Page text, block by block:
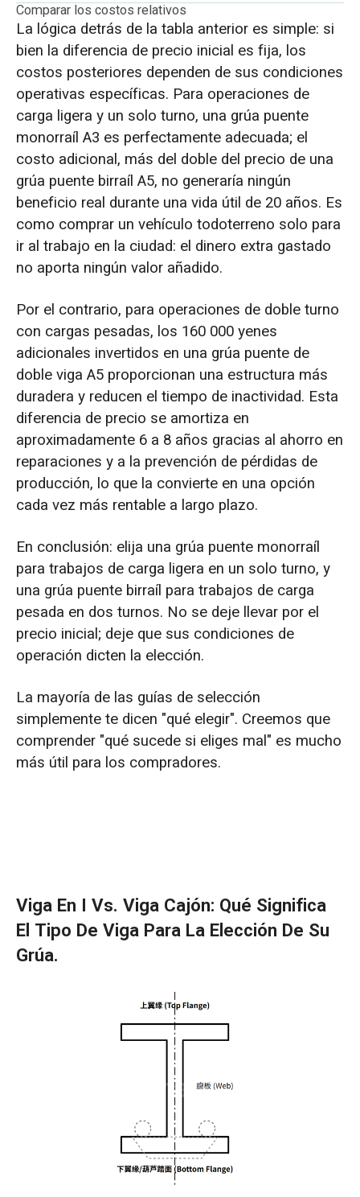
Comparar los costos relativos
La lógica detrás de la tabla anterior es simple: si
bien la diferencia de precio inicial es fija, los
costos posteriores dependen de sus condiciones
operativas específicas. Para operaciones de
carga ligera y un solo turno, una grúa puente
monorraíl A3 es perfectamente adecuada; el
costo adicional, más del doble del precio de una
grúa puente birraíl A5, no generaría ningún
beneficio real durante una vida útil de 20 años. Es
como comprar un vehículo todoterreno solo para
ir al trabajo en la ciudad: el dinero extra gastado
no aporta ningún valor añadido.
Por el contrario, para operaciones de doble turno
con cargas pesadas, los 160 000 yenes
adicionales invertidos en una grúa puente de
doble viga A5 proporcionan una estructura más
duradera y reducen el tiempo de inactividad. Esta
diferencia de precio se amortiza en
aproximadamente 6 a 8 años gracias al ahorro en
reparaciones y a la prevención de pérdidas de
producción, lo que la convierte en una opción
cada vez más rentable a largo plazo.
En conclusión: elija una grúa puente monorraíl
para trabajos de carga ligera en un solo turno, y
una grúa puente birraíl para trabajos de carga
pesada en dos turnos. No se deje llevar por el
precio inicial; deje que sus condiciones de
operación dicten la elección.
La mayoría de las guías de selección
simplemente te dicen "qué elegir". Creemos que
comprender "qué sucede si eliges mal" es mucho
más útil para los compradores.
Viga En I Vs. Viga Cajón: Qué Significa
El Tipo De Viga Para La Elección De Su
Grúa.